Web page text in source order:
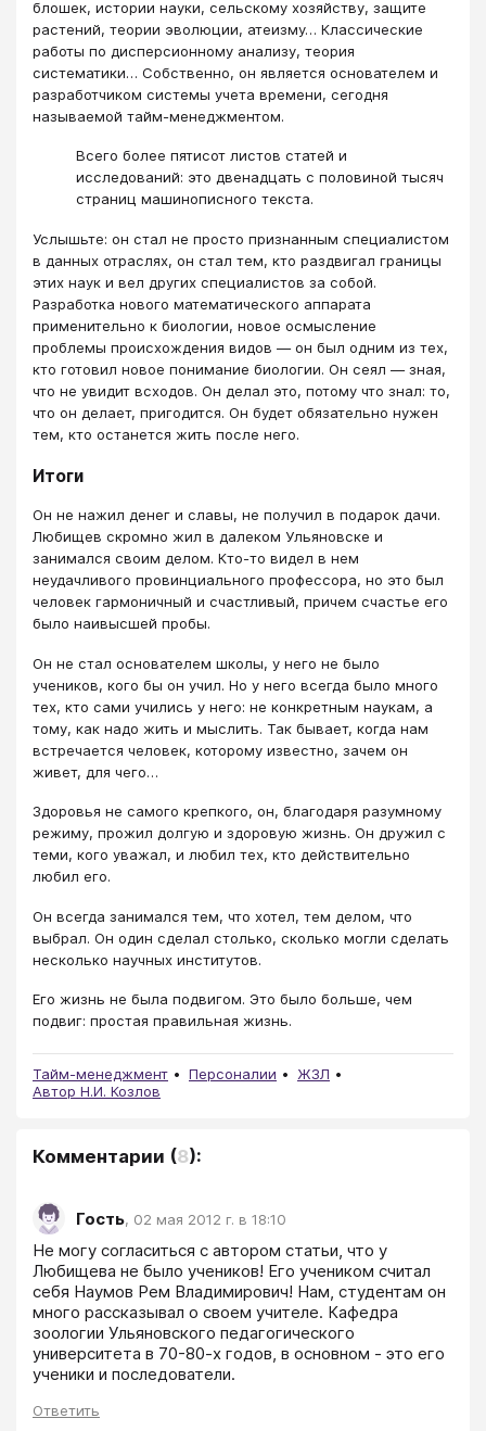
блошек, истории науки, сельскому хозяйству, защите
растений, теории эволюции, атеизму… Классические
работы по дисперсионному анализу, теория
систематики… Собственно, он является основателем и
разработчиком системы учета времени, сегодня
называемой тайм-менеджментом.
Всего более пятисот листов статей и
исследований: это двенадцать с половиной тысяч
страниц машинописного текста.
Услышьте: он стал не просто признанным специалистом
в данных отраслях, он стал тем, кто раздвигал границы
этих наук и вел других специалистов за собой.
Разработка нового математического аппарата
применительно к биологии, новое осмысление
проблемы происхождения видов — он был одним из тех,
кто готовил новое понимание биологии. Он сеял — зная,
что не увидит всходов. Он делал это, потому что знал: то,
что он дела­ет, пригодится. Он будет обязательно нужен
тем, кто останет­ся жить после него.
Итоги
Он не нажил денег и славы, не получил в подарок дачи.
Любищев скромно жил в далеком Ульяновске и
занимался своим делом. Кто-то видел в нем
неудачливого провинциального профессора, но это был
человек гармоничный и счаст­ливый, причем счастье его
было наивысшей пробы.
Он не стал основателем школы, у него не было
учеников, кого бы он учил. Но у него всегда было много
тех, кто сами учились у него: не конкретным наукам, а
тому, как надо жить и мыслить. Так бывает, когда нам
встречается человек, которому известно, зачем он
живет, для чего…
Здоровья не самого крепкого, он, благодаря разумному
режи­му, прожил долгую и здоровую жизнь. Он дружил с
теми, кого уважал, и любил тех, кто действительно
любил его.
Он всегда занимался тем, что хотел, тем делом, что
выбрал. Он один сделал столько, сколько могли сделать
несколько научных институтов.
Его жизнь не была подвигом. Это было больше, чем
подвиг: простая правильная жизнь.
Тайм-менеджмент Персоналии
ЖЗЛ
Автор Н.И. Козлов
Комментарии (8):
Гость, 02 мая 2012 г. в 18:10
Не могу согласиться с автором статьи, что у
Любищева не было учеников! Его учеником считал
себя Наумов Рем Владимирович! Нам, студентам он
много рассказывал о своем учителе. Кафедра
зоологии Ульяновского педагогического
университета в 70-80-х годов, в основном - это его
ученики и последователи.
Ответить